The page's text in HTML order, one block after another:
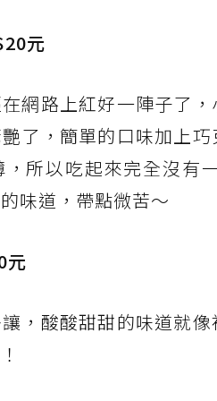
元
網路上紅好一陣子了
了，簡單的口味加上
所以吃起來完全沒有
味道，帶點微苦～
元
，酸酸甜甜的味道就